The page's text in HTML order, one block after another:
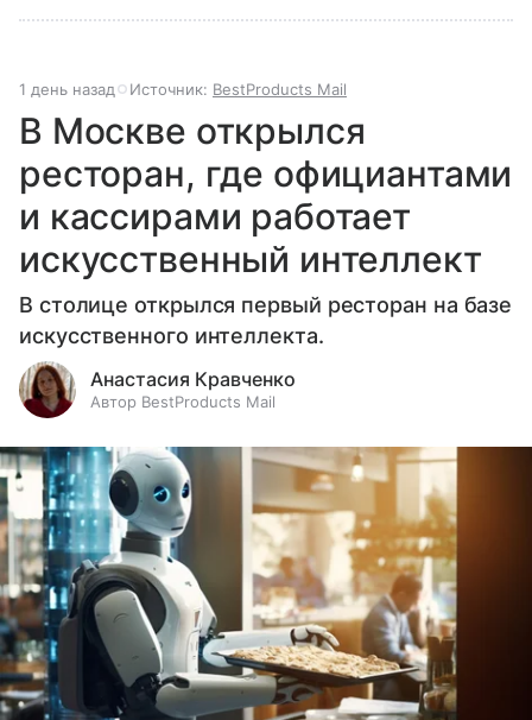
1 день назад Источник: BestProducts Mail
В Москве открылся
ресторан, где официантами
и кассирами работает
искусственный интеллект
В столице открылся первый ресторан на базе
искусственного интеллекта.
Анастасия Кравченко
Автор BestProducts Mail